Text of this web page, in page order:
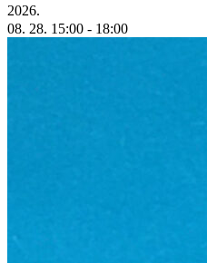
2026.
08. 28. 15:00 - 18:00